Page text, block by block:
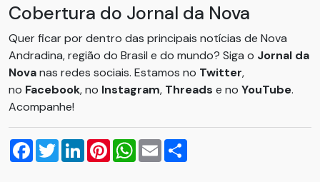
Cobertura do Jornal da Nova
Quer ficar por dentro das principais notícias de Nova
Andradina, região do Brasil e do mundo? Siga o Jornal da
Novanas redes sociais. Estamos no Twitter,
no Facebook, no Instagram, Threads e no YouTube.
Acompanhe!
Facebook
TwitterLinkedInPinterestWhatsApp
Email